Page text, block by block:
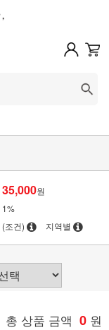
35,000원
1%
(조건) 지역별
총 상품 금액 0 원